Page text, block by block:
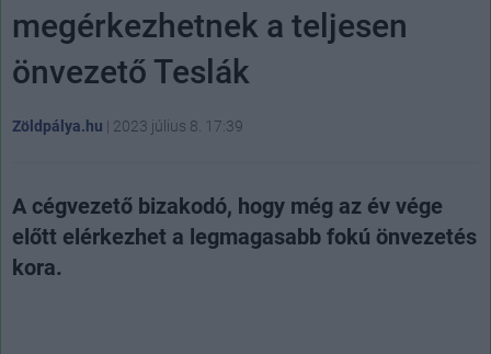
megérkezhetnek a teljesen
önvezető Teslák
Zöldpálya.hu | 2023 július 8. 17:39
A cégvezető bizakodó, hogy még az év vége
előtt elérkezhet a legmagasabb fokú önvezetés
kora.